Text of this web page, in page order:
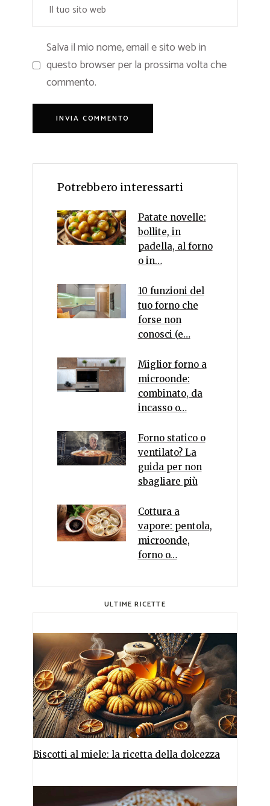
Salva il mio nome, email e sito web in
questo browser per la prossima volta che
commento.
Potrebbero interessarti
Patate novelle:
bollite, in
padella, al forno
o in…
10 funzioni del
tuo forno che
forse non
conosci (e…
Miglior forno a
microonde:
combinato, da
incasso o…
Forno statico o
ventilato? La
guida per non
sbagliare più
Cottura a
vapore: pentola,
microonde,
forno o…
ULTIME RICETTE
Biscotti al miele: la ricetta della dolcezza